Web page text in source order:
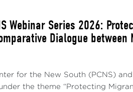
Webinar Series 2026:
Dialogue between
for the New South (PCNS)
the theme “Protecting